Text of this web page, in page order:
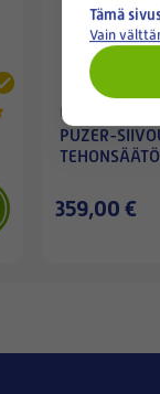
PUZER
PUZER-
TEHONSÄÄTÖ
359,00 €
Tämä
Vain